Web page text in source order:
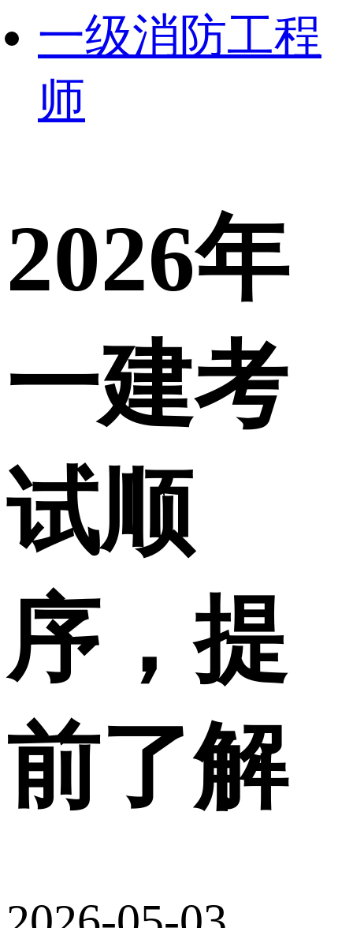
一级消防工程
师
2026年
一建考
试顺
序，提
前了解